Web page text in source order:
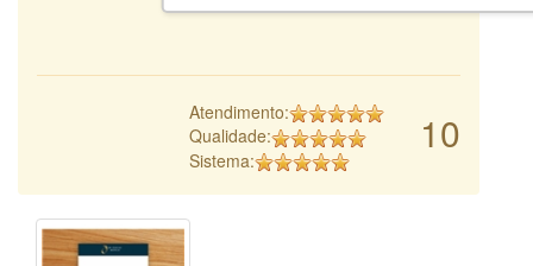
10
Atendimento:
Qualidade:
Sistema: